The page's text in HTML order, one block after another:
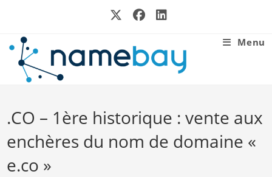
Menu
.CO – 1ère historique : vente aux
enchères du nom de domaine «
e.co »